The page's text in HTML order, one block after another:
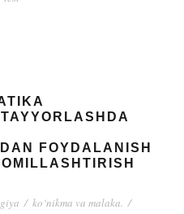
FOYDALANISH
/ ko‘nikma va malaka. /